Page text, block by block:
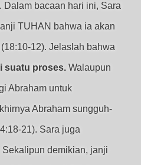
Dalam bacaan hari ini, Sara
TUHAN bahwa ia akan
12). Jelaslah bahwa
suatu proses. Walaupun
Abraham untuk
Abraham sungguh-
21). Sara juga
demikian, janji